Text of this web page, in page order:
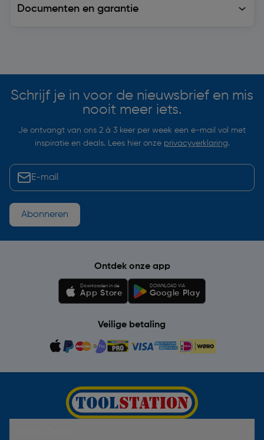
Documenten en garantie
Schrijf je in voor de nieuwsbrief en mis
nooit meer iets.
Je ontvangt van ons 2 à 3 keer per week een e-mail vol met
inspiratie en deals. Lees hier onze privacyverklaring.
Abonneren
Ontdek onze app
Downloaden in de
App Store
DOWNLOAD VIA
Google Play
Veilige betaling